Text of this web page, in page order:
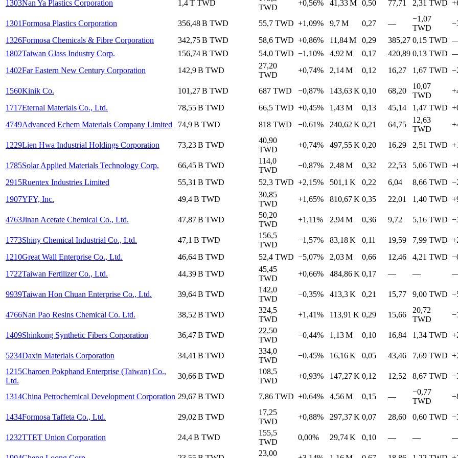
1303Nan Ya Plastics Corporation 1,4 T TWD
TWD
+0,56% 41,33 M 0,50 77,71 2,31 TWD
1301Formosa Plastics Corporation 356,48 B TWD 55,7 TWD +1,09% 9,7 M 0,27 —
−1,07
TWD
1326Formosa Chemicals & Fibre Corporation 342,75 B TWD 58,6 TWD +0,86% 11,84 M 0,29 385,27 0,15 TWD
1802Taiwan Glass Industry Corp. 156,74 B TWD 54,0 TWD −1,10% 4,92 M 0,17 420,89 0,13 TWD
1402Far Eastern New Century Corporation 142,9 B TWD
27,20
TWD
+0,74% 2,14 M 0,12 16,27 1,67 TWD
1560Kinik Co. 101,27 B TWD 687 TWD −0,87% 143,63 K 0,10 68,20
10,07
TWD
1717Eternal Materials Co., Ltd. 78,55 B TWD 66,5 TWD +0,45% 1,43 M 0,13 45,14 1,47 TWD
4749Advanced Echem Materials Company Limited 74,9 B TWD 818 TWD −0,61% 240,62 K 0,21 64,75
12,63
TWD
1229Lien Hwa Industrial Holdings Corporation 73,23 B TWD
40,90
TWD
+0,74% 497,55 K 0,20 16,29 2,51 TWD
1785Solar Applied Materials Technology Corp. 66,45 B TWD
114,0
TWD
−0,87% 2,48 M 0,32 22,53 5,06 TWD
2915Ruentex Industries Limited 55,31 B TWD 52,3 TWD +2,15% 501,1 K 0,22 6,04 8,66 TWD
1907YFY, Inc. 49,4 B TWD
30,85
TWD
+1,65% 810,67 K 0,35 22,01 1,40 TWD
4763Jinan Acetate Chemical Co., Ltd. 47,87 B TWD
50,20
TWD
+1,11% 2,94 M 0,36 9,72 5,16 TWD
1773Shiny Chemical Industrial Co., Ltd. 47,1 B TWD
156,5
TWD
−1,57% 83,18 K 0,11 19,59 7,99 TWD
1210Great Wall Enterprise Co., Ltd. 46,64 B TWD 52,4 TWD −5,07% 2,03 M 0,66 12,46 4,21 TWD
1722Taiwan Fertilizer Co., Ltd. 44,39 B TWD
45,45
TWD
+0,66% 484,86 K 0,17 — —
9939Taiwan Hon Chuan Enterprise Co., Ltd. 39,64 B TWD
142,0
TWD
−0,35% 413,3 K 0,21 15,77 9,00 TWD
4766Nan Pao Resins Chemical Co. Ltd. 38,52 B TWD
324,5
TWD
+1,41% 113,91 K 0,29 15,66
20,72
TWD
1409Shinkong Synthetic Fibers Corporation 36,47 B TWD
22,50
TWD
−0,44% 1,13 M 0,10 16,84 1,34 TWD
5234Daxin Materials Corporation 34,41 B TWD
334,0
TWD
−0,45% 16,16 K 0,05 43,46 7,69 TWD
1215Charoen Pokphand Enterprise (Taiwan) Co.,
Ltd.
30,66 B TWD
108,5
TWD
+0,93% 147,27 K 0,12 12,52 8,67 TWD
1314China Petrochemical Development Corporation 29,67 B TWD 7,86 TWD +0,64% 4,56 M 0,15 —
−0,77
TWD
1434Formosa Taffeta Co., Ltd. 29,02 B TWD
17,25
TWD
+0,88% 297,37 K 0,07 28,60 0,60 TWD
1232TTET Union Corporation 24,4 B TWD
155,5
TWD
0,00% 29,74 K 0,10 — —
23,00